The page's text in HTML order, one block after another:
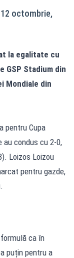
octombrie,
la egalitate cu
GSP Stadium din
Mondiale din
pentru Cupa
au condus cu 2-0,
Loizos Loizou
pentru gazde,
ca în
puțin pentru a